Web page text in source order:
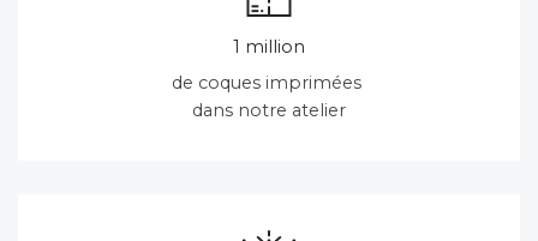
1 million
de coques imprimées
dans notre atelier